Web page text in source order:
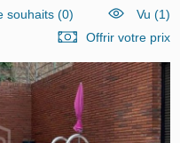
souhaits(0)
Vu (1)
Offrir votre prix